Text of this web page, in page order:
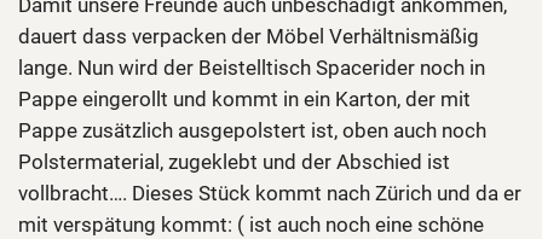
Damit unsere Freunde auch unbeschädigt ankommen,
dauert dass verpacken der Möbel Verhältnismäßig
lange. Nun wird der Beistelltisch Spacerider noch in
Pappe eingerollt und kommt in ein Karton, der mit
Pappe zusätzlich ausgepolstert ist, oben auch noch
Polstermaterial, zugeklebt und der Abschied ist
vollbracht…. Dieses Stück kommt nach Zürich und da er
mit verspätung kommt: ( ist auch noch eine schöne